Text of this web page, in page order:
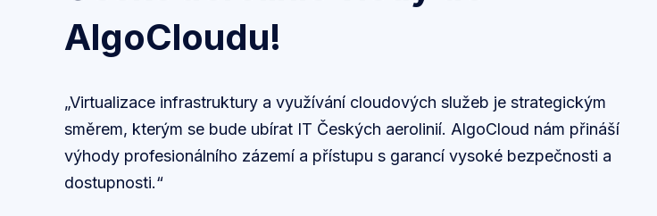
AlgoCloudu!
„Virtualizace infrastruktury a využívání cloudových služeb je strategickým
směrem, kterým se bude ubírat IT Českých aerolinií. AlgoCloud nám přináší
výhody profesionálního zázemí a přístupu s garancí vysoké bezpečnosti a
dostupnosti.“